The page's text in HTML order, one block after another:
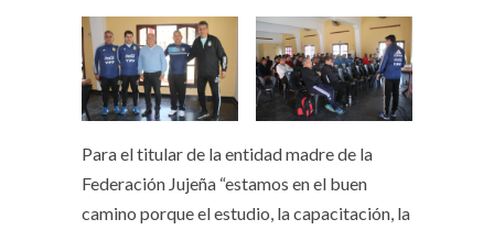
Para el titular de la entidad madre de la
Federación Jujeña “estamos en el buen
camino porque el estudio, la capacitación, la